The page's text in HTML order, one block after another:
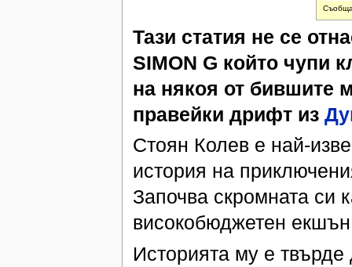
Тази статия не се
SIMON G който чупи
на някоя от бившите
правейки дрифт из
Стоян Колев е най-
история на
Започва скромната си
високобюджетен
Историята му е